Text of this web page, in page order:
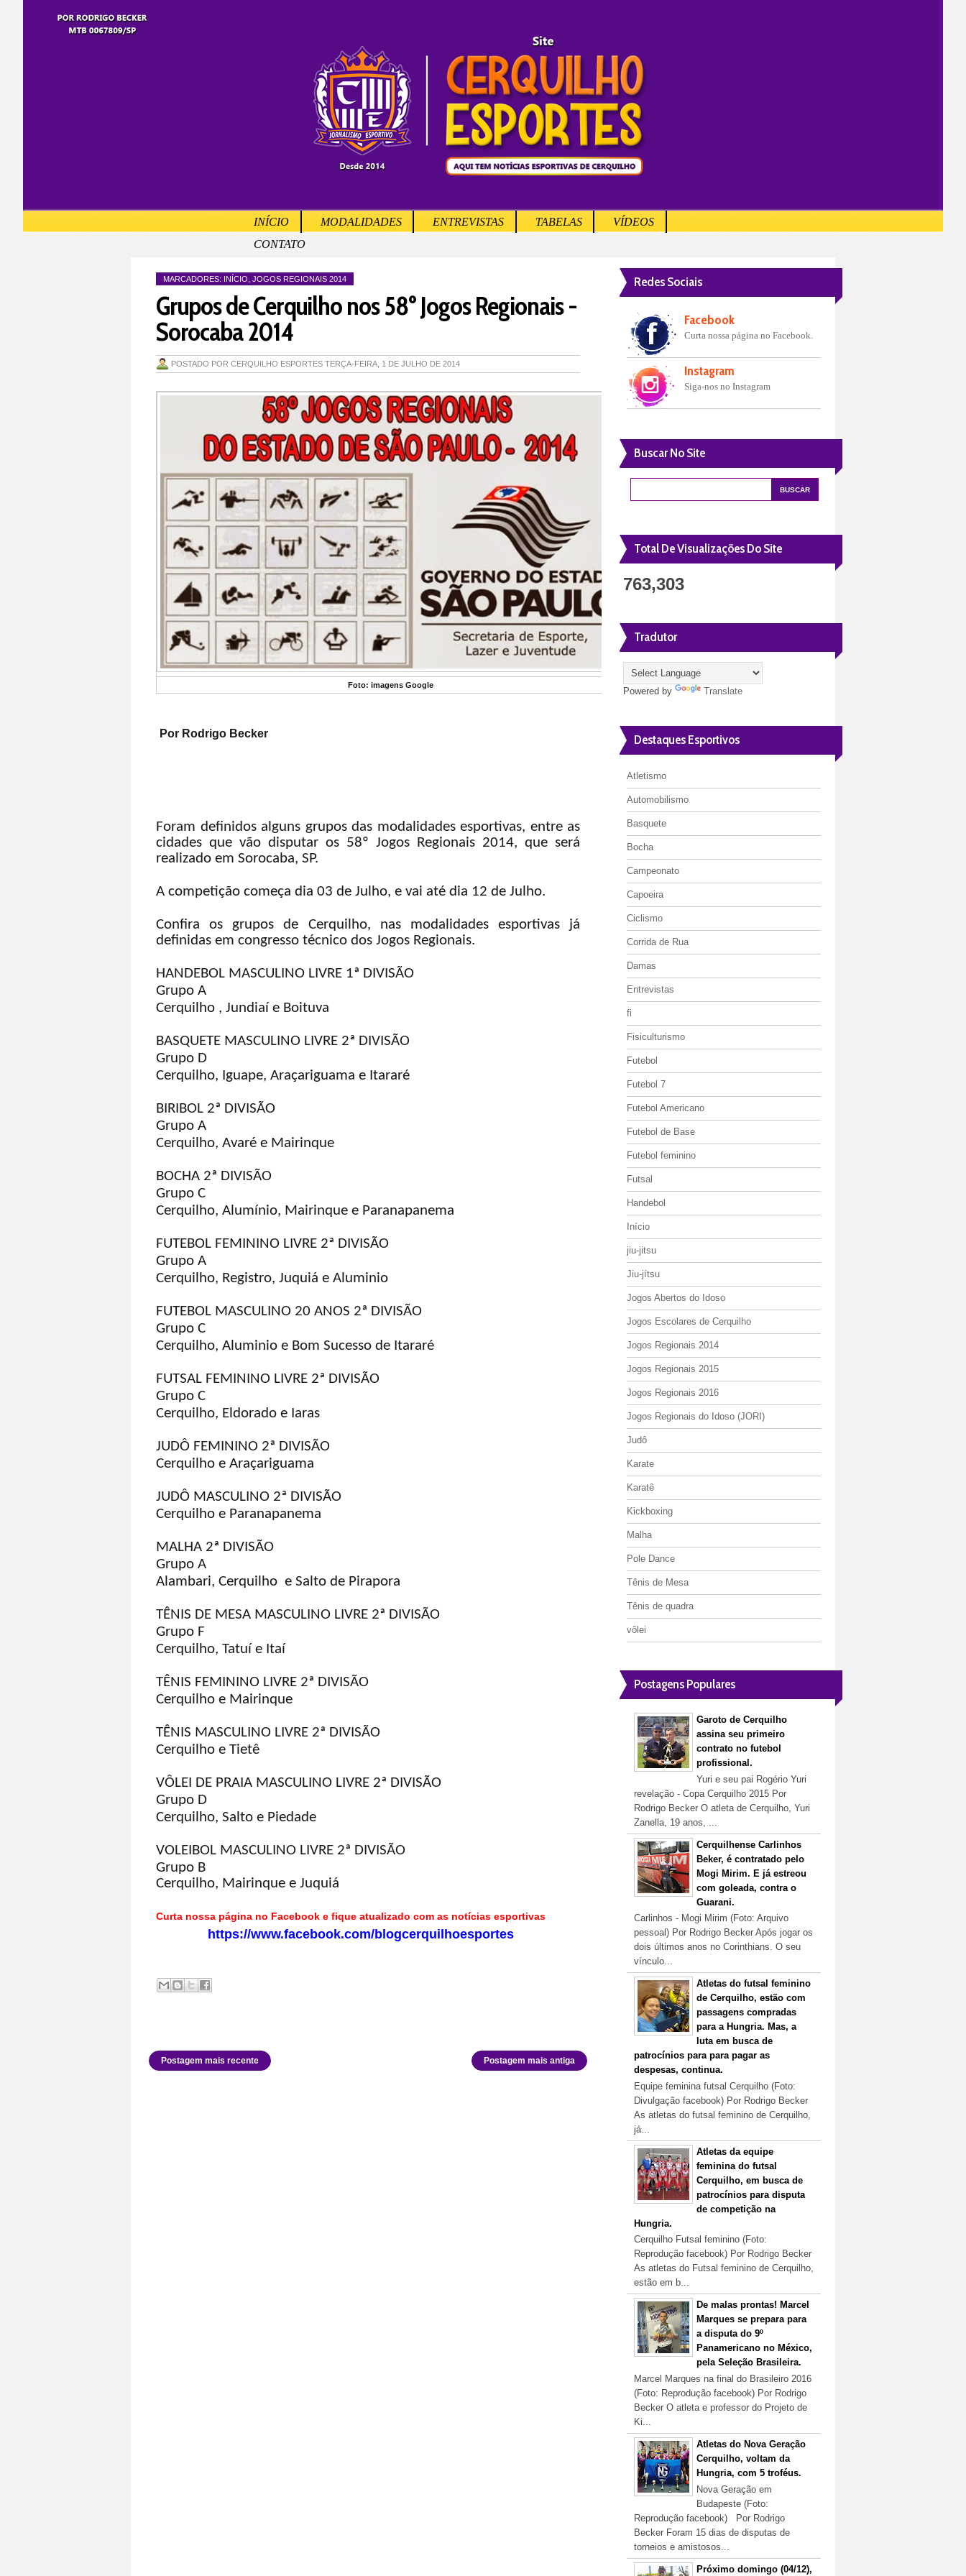
INÍCIO MODALIDADES ENTREVISTAS TABELAS
VÍDEOS
CONTATO
MARCADORES: INÍCIO JOGOS REGIONAIS 2014
Grupos de Cerquilho nos 58º Jogos Regionais -
Sorocaba 2014
POSTADO POR CERQUILHO ESPORTES TERÇA-FEIRA, 1 DE JULHO DE 2014
Foto: imagens Google
Por Rodrigo Becker
Foram definidos alguns grupos das modalidades esportivas, entre as
cidades que vão disputar os 58º Jogos Regionais 2014, que será
realizado em Sorocaba, SP.
A competição começa dia 03 de Julho, e vai até dia 12 de Julho.
Confira os grupos de Cerquilho, nas modalidades esportivas já
definidas em congresso técnico dos Jogos Regionais.
HANDEBOL MASCULINO LIVRE 1ª DIVISÃO
Grupo A
Cerquilho , Jundiaí e Boituva
BASQUETE MASCULINO LIVRE 2ª DIVISÃO
Grupo D
Cerquilho, Iguape, Araçariguama e Itararé
BIRIBOL 2ª DIVISÃO
Grupo A
Cerquilho, Avaré e Mairinque
BOCHA 2ª DIVISÃO
Grupo C
Cerquilho, Alumínio, Mairinque e Paranapanema
FUTEBOL FEMININO LIVRE 2ª DIVISÃO
Grupo A
Cerquilho, Registro, Juquiá e Aluminio
FUTEBOL MASCULINO 20 ANOS 2ª DIVISÃO
Grupo C
Cerquilho, Aluminio e Bom Sucesso de Itararé
FUTSAL FEMININO LIVRE 2ª DIVISÃO
Grupo C
Cerquilho, Eldorado e Iaras
JUDÔ FEMININO 2ª DIVISÃO
Cerquilho e Araçariguama
JUDÔ MASCULINO 2ª DIVISÃO
Cerquilho e Paranapanema
MALHA 2ª DIVISÃO
Grupo A
Alambari, Cerquilho e Salto de Pirapora
TÊNIS DE MESA MASCULINO LIVRE 2ª DIVISÃO
Grupo F
Cerquilho, Tatuí e Itaí
TÊNIS FEMININO LIVRE 2ª DIVISÃO
Cerquilho e Mairinque
TÊNIS MASCULINO LIVRE 2ª DIVISÃO
Cerquilho e Tietê
VÔLEI DE PRAIA MASCULINO LIVRE 2ª DIVISÃO
Grupo D
Cerquilho, Salto e Piedade
VOLEIBOL MASCULINO LIVRE 2ª DIVISÃO
Grupo B
Cerquilho, Mairinque e Juquiá
Curta nossa página no Facebook e fique atualizado com as notícias esportivas
https://www.facebook.com/blogcerquilhoesportes
Postagem mais recente Postagem mais antiga
Redes Sociais
Facebook
Curta nossa página no Facebook.
Instagram
Siga-nos no Instagram
Buscar No Site
Total De Visualizações Do Site
763,303
Tradutor
Powered by Translate
Destaques Esportivos
Atletismo
Automobilismo
Basquete
Bocha
Campeonato
Capoeira
Ciclismo
Corrida de Rua
Damas
Entrevistas
fi
Fisiculturismo
Futebol
Futebol 7
Futebol Americano
Futebol de Base
Futebol feminino
Futsal
Handebol
Início
jiu-jitsu
Jiu-jítsu
Jogos Abertos do Idoso
Jogos Escolares de Cerquilho
Jogos Regionais 2014
Jogos Regionais 2015
Jogos Regionais 2016
Jogos Regionais do Idoso (JORI)
Judô
Karate
Karatê
Kickboxing
Malha
Pole Dance
Tênis de Mesa
Tênis de quadra
vôlei
Postagens Populares
Garoto de Cerquilho
assina seu primeiro
contrato no futebol
profissional.
Yuri e seu pai Rogério Yuri
revelação - Copa Cerquilho 2015 Por
Rodrigo Becker O atleta de Cerquilho, Yuri
Zanella, 19 anos, ...
Cerquilhense Carlinhos
Beker, é contratado pelo
Mogi Mirim. E já estreou
com goleada, contra o
Guarani.
Carlinhos - Mogi Mirim (Foto: Arquivo
pessoal) Por Rodrigo Becker Após jogar os
dois últimos anos no Corinthians. O seu
vínculo...
Atletas do futsal feminino
de Cerquilho, estão com
passagens compradas
para a Hungria. Mas, a
luta em busca de
patrocínios para para pagar as
despesas, continua.
Equipe feminina futsal Cerquilho (Foto:
Divulgação facebook) Por Rodrigo Becker
As atletas do futsal feminino de Cerquilho,
já...
Atletas da equipe
feminina do futsal
Cerquilho, em busca de
patrocínios para disputa
de competição na
Hungria.
Cerquilho Futsal feminino (Foto:
Reprodução facebook) Por Rodrigo Becker
As atletas do Futsal feminino de Cerquilho,
estão em b...
De malas prontas! Marcel
Marques se prepara para
a disputa do 9º
Panamericano no México,
pela Seleção Brasileira.
Marcel Marques na final do Brasileiro 2016
(Foto: Reprodução facebook) Por Rodrigo
Becker O atleta e professor do Projeto de
Ki...
Atletas do Nova Geração
Cerquilho, voltam da
Hungria, com 5 troféus.
Nova Geração em
Budapeste (Foto:
Reprodução facebook) Por Rodrigo
Becker Foram 15 dias de disputas de
torneios e amistosos...
Próximo domingo (04/12),